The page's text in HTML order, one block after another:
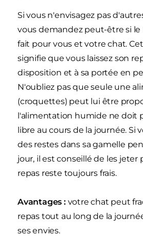
Si vous n'envisagez pas
vous demandez peut-être si le
fait pour vous et votre chat.
signifie que vous laissez son
disposition et à sa portée en
N'oubliez pas que seule une
(croquettes) peut lui être
l'alimentation humide ne doit
libre au cours de la journée. Si
des restes dans sa gamelle
jour, il est conseillé de les jeter
repas reste toujours frais.
Avantages :votre chat peut
repas tout au long de la
ses envies.